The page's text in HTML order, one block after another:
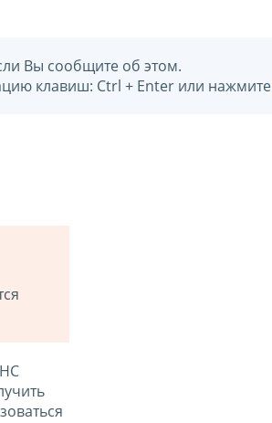
Вы сообщите об этом.
клавиш: Ctrl + Enter или нажмите